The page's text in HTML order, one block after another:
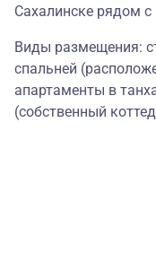
Сахалинске рядом
Виды размещения:
спальней
апартаменты в
(собственный